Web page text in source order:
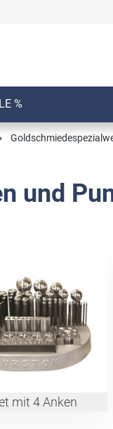
%
und
mit 4 Anken